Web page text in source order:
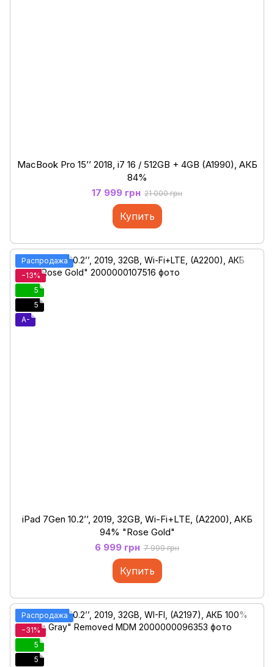
MacBook Pro 15’’ 2018, i7 16 / 512GB + 4GB (A1990), АКБ
84%
17 999 грн 21 000 грн
Купить
Распродажа
−13%
5
5
A-
iPad 7Gen 10.2’’, 2019, 32GB, Wi-Fi+LTE, (A2200), АКБ
94% "Rose Gold"
6 999 грн 7 999 грн
Купить
Распродажа
−31%
5
5